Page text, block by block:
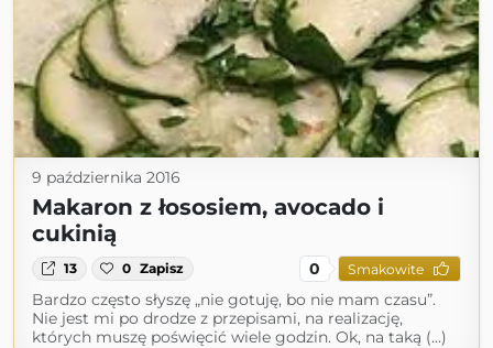
9 października 2016
Makaron z łososiem, avocado i
cukinią
13 0 Zapisz 0 Smakowite
Bardzo często słyszę „nie gotuję, bo nie mam czasu”.
Nie jest mi po drodze z przepisami, na realizację,
których muszę poświęcić wiele godzin. Ok, na taką (...)